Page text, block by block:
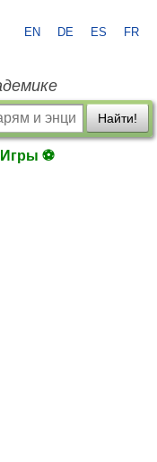
EN DE ES FR
Найти!
Игры ⚽